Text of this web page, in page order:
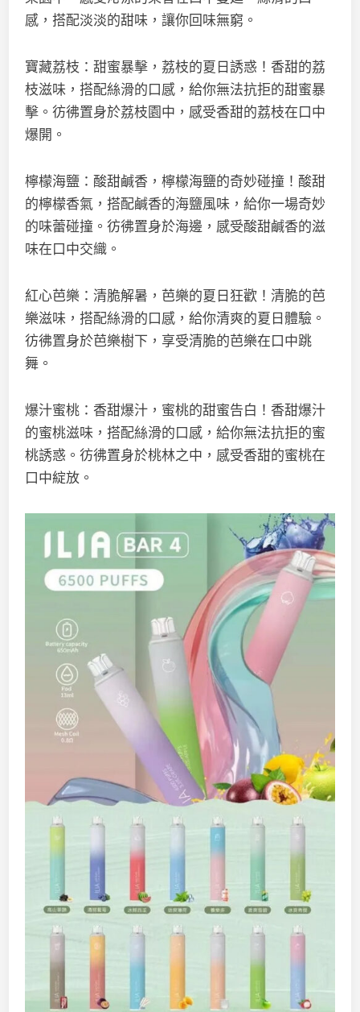
感，搭配淡淡的甜味，讓你回味無窮。
寶藏荔枝：甜蜜暴擊，荔枝的夏日誘惑！香甜的荔
枝滋味，搭配絲滑的口感，給你無法抗拒的甜蜜暴
擊。彷彿置身於荔枝園中，感受香甜的荔枝在口中
爆開。
檸檬海鹽：酸甜鹹香，檸檬海鹽的奇妙碰撞！酸甜
的檸檬香氣，搭配鹹香的海鹽風味，給你一場奇妙
的味蕾碰撞。彷彿置身於海邊，感受酸甜鹹香的滋
味在口中交織。
紅心芭樂：清脆解暑，芭樂的夏日狂歡！清脆的芭
樂滋味，搭配絲滑的口感，給你清爽的夏日體驗。
彷彿置身於芭樂樹下，享受清脆的芭樂在口中跳
舞。
爆汁蜜桃：香甜爆汁，蜜桃的甜蜜告白！香甜爆汁
的蜜桃滋味，搭配絲滑的口感，給你無法抗拒的蜜
桃誘惑。彷彿置身於桃林之中，感受香甜的蜜桃在
口中綻放。